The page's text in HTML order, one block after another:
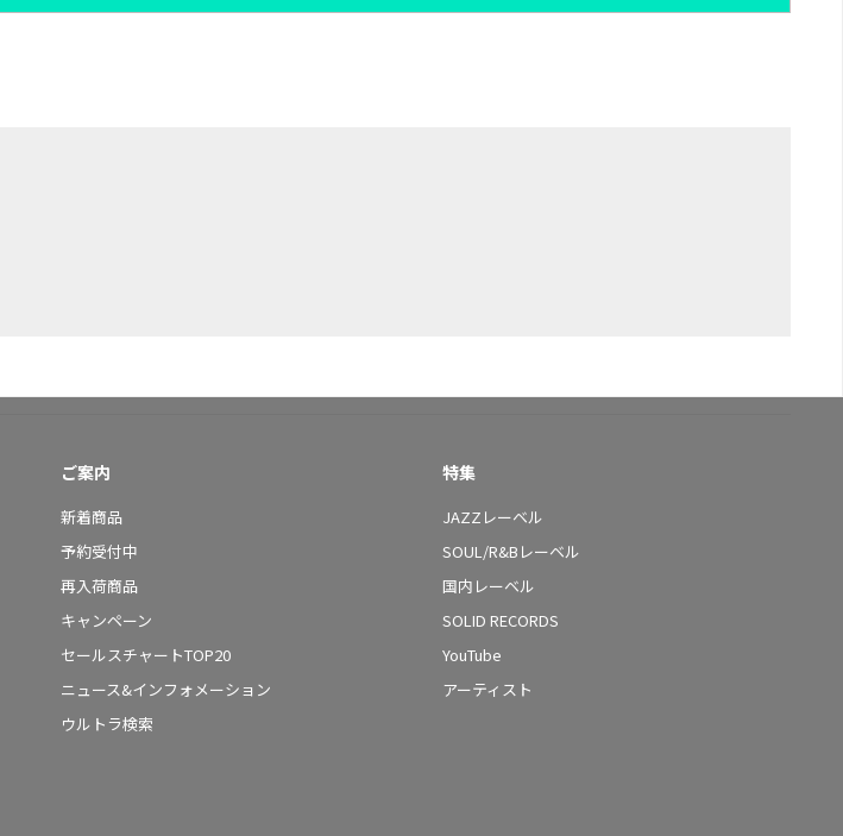
ご案内
新着商品
予約受付中
再入荷商品
キャンペーン
セールスチャートTOP20
ニュース&インフォメーション
ウルトラ検索
特集
JAZZレーベル
SOUL/R&Bレーベル
国内レーベル
SOLID RECORDS
YouTube
アーティスト